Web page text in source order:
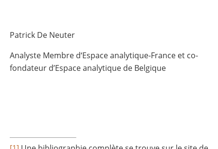
Patrick De Neuter
Analyste Membre d‘Espace analytique-France et co-
fondateur d’Espace analytique de Belgique